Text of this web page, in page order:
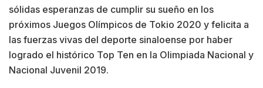
sólidas esperanzas de cumplir su sueño en los
próximos Juegos Olímpicos de Tokio 2020 y felicita a
las fuerzas vivas del deporte sinaloense por haber
logrado el histórico Top Ten en la Olimpiada Nacional y
Nacional Juvenil 2019.